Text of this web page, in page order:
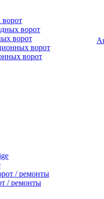
ворот
ворот
/ ремонты